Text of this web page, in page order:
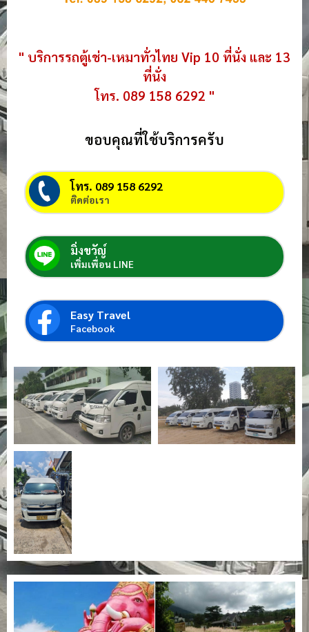
" บริการรถตู้เช่า-เหมาทั่วไทย Vip 10 ที่นั่ง และ 13
ที่นั่ง
โทร. 089 158 6292 "
ขอบคุณที่ใช้บริการครับ
โทร. 089 158 6292
ติดต่อเรา
มิ่งขวัญ์
เพิ่มเพื่อน LINE
Easy Travel
Facebook